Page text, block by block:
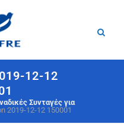
12-12
Συνταγές για
2019-12-12 150001